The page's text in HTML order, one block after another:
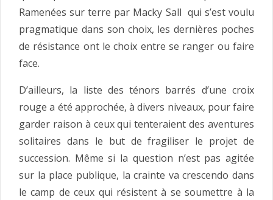
Ramenées sur terre par Macky Sall qui s’est voulu
pragmatique dans son choix, les dernières poches
de résistance ont le choix entre se ranger ou faire
face.
D’ailleurs, la liste des ténors barrés d’une croix
rouge a été approchée, à divers niveaux, pour faire
garder raison à ceux qui tenteraient des aventures
solitaires dans le but de fragiliser le projet de
succession. Même si la question n’est pas agitée
sur la place publique, la crainte va crescendo dans
le camp de ceux qui résistent à se soumettre à la